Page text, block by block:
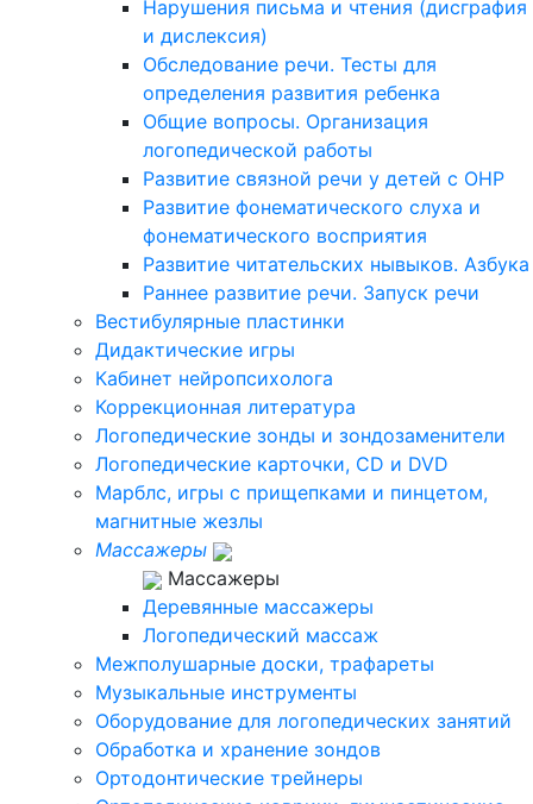
Нарушения письма и чтения (дисграфия
и дислексия)
Обследование речи. Тесты для
определения развития ребенка
Общие вопросы. Организация
логопедической работы
Развитие связной речи у детей с ОНР
Развитие фонематического слуха и
фонематического восприятия
Развитие читательских нывыков. Азбука
Раннее развитие речи. Запуск речи
Вестибулярные пластинки
Дидактические игры
Кабинет нейропсихолога
Коррекционная литература
Логопедические зонды и зондозаменители
Логопедические карточки, CD и DVD
Марблс, игры с прищепками и пинцетом,
магнитные жезлы
Массажеры
Массажеры
Деревянные массажеры
Логопедический массаж
Межполушарные доски, трафареты
Музыкальные инструменты
Оборудование для логопедических занятий
Обработка и хранение зондов
Ортодонтические трейнеры